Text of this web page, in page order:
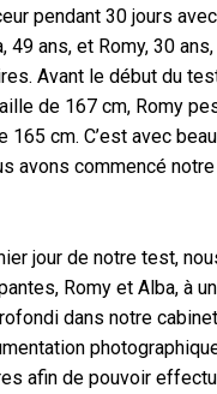
pendant 30 jours
49 ans, et Romy, 30
Avant le début du
de 167 cm, Romy
165 cm. C’est avec
avons commencé notre
jour de notre test,
Romy et Alba, à
dans notre
afin de pouvoir